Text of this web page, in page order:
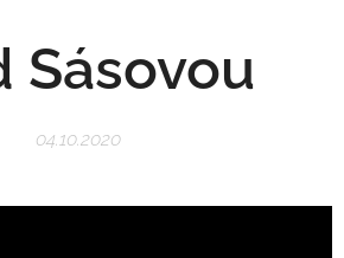
Sásovou
04.10.2020